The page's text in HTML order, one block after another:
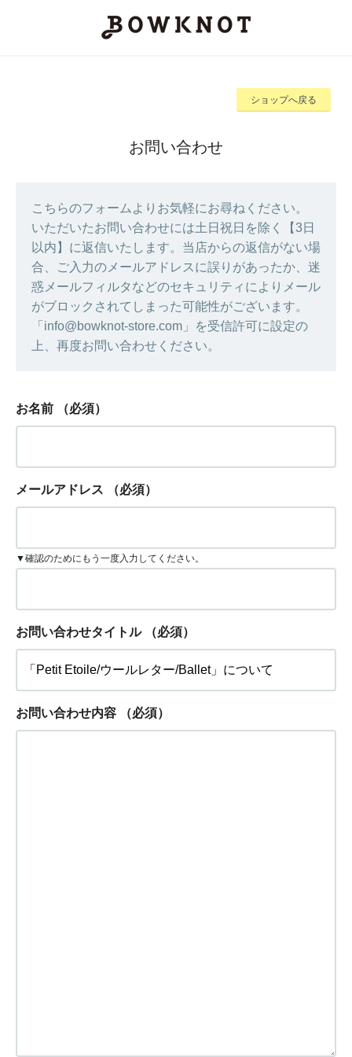
ショップへ戻る
お問い合わせ
こちらのフォームよりお気軽にお尋ねください。
いただいたお問い合わせには土日祝日を除く【3日
以内】に返信いたします。当店からの返信がない場
合、ご入力のメールアドレスに誤りがあったか、迷
惑メールフィルタなどのセキュリティによりメール
がブロックされてしまった可能性がございます。
「info@bowknot-store.com」を受信許可に設定の
上、再度お問い合わせください。
お名前 （必須）
メールアドレス （必須）
▼確認のためにもう一度入力してください。
お問い合わせタイトル （必須）
お問い合わせ内容 （必須）